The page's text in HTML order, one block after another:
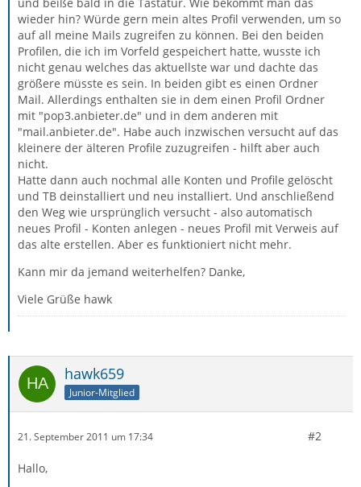
wieder hin? Würde gern mein altes Profil verwenden, um so
auf all meine Mails zugreifen zu können. Bei den beiden
Profilen, die ich im Vorfeld gespeichert hatte, wusste ich
nicht genau welches das aktuellste war und dachte das
größere müsste es sein. In beiden gibt es einen Ordner
Mail. Allerdings enthalten sie in dem einen Profil Ordner
mit "pop3.anbieter.de" und in dem anderen mit
"mail.anbieter.de". Habe auch inzwischen versucht auf das
kleinere der älteren Profile zuzugreifen - hilft aber auch
nicht.
Hatte dann auch nochmal alle Konten und Profile gelöscht
und TB deinstalliert und neu installiert. Und anschließend
den Weg wie ursprünglich versucht - also automatisch
neues Profil - Konten anlegen - neues Profil mit Verweis auf
das alte erstellen. Aber es funktioniert nicht mehr.
Kann mir da jemand weiterhelfen? Danke,
Viele Grüße hawk
hawk659
Junior-Mitglied
21. September 2011 um 17:34 #2
Hallo,